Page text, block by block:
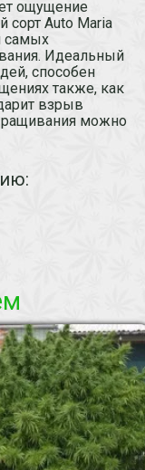
ощущение
сорт Auto Maria
самых
Идеальный
способен
также, как
взрыв
можно